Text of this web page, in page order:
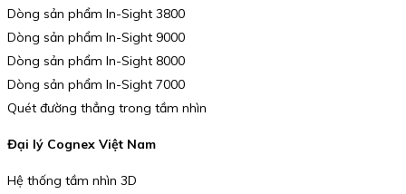
Dòng sản phẩm In-Sight 3800
Dòng sản phẩm In-Sight 9000
Dòng sản phẩm In-Sight 8000
Dòng sản phẩm In-Sight 7000
Quét đường thẳng trong tầm nhìn
Đại lý Cognex Việt Nam
Hệ thống tầm nhìn 3D